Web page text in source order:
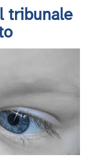
tribunale